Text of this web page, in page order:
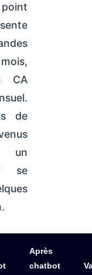
CA
de
un
se
Après
chatbot